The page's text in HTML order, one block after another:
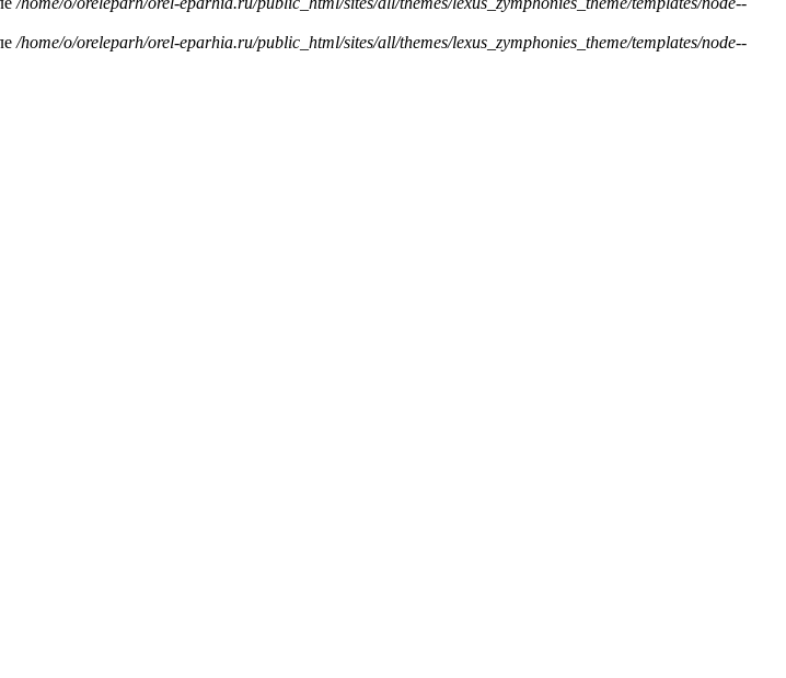
/home/o/oreleparh/orel-eparhia.ru/public_html/sites/all/themes/lexus_zymphonies_theme/templates/node--